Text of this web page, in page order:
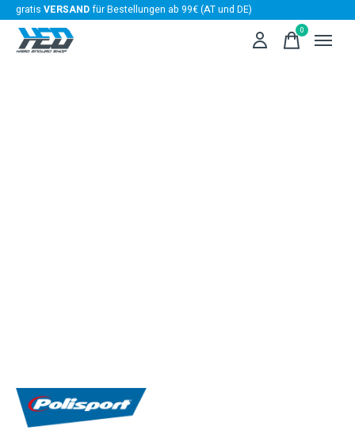
gratis VERSANDfür Bestellungen ab 99€ (AT und DE)
0items